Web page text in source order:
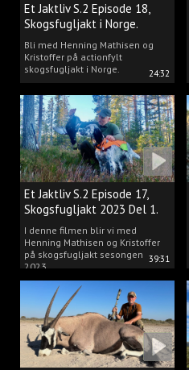
24:32
Et Jaktliv S.2 Episode 18,
Skogsfugljakt i Norge.
Bli med Henning Mathisen og
Kristoffer på actionfylt
skogsfugljakt i Norge.
39:31
Et Jaktliv S.2 Episode 17,
Skogsfugljakt 2023 Del 1.
I denne filmen blir vi med
Henning Mathisen og Kristoffer
på skogsfugljakt sesongen
2023.